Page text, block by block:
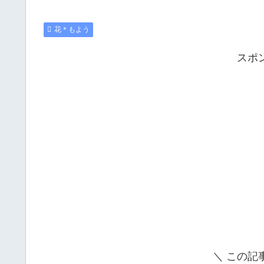
花＊もよう
スポ
＼ この記